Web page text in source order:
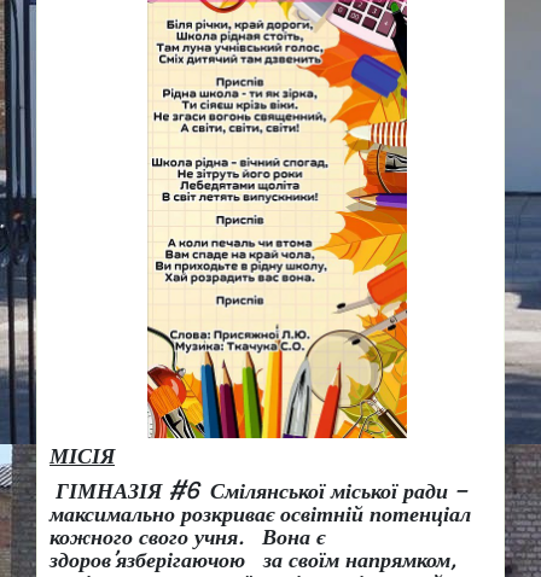
МІСІЯ
ГІМНАЗІЯ #6 Смілянської міської ради –
максимально розкриває освітній потенціал
кожного свого учня.
Вона є
здоров’язберігаючою за своїм напрямком,